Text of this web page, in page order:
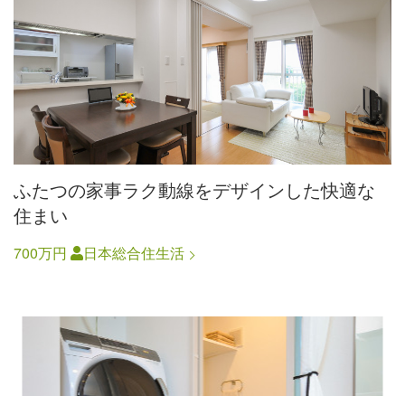
ふたつの家事ラク動線をデザインした快適な
住まい
700万円 日本総合住生活